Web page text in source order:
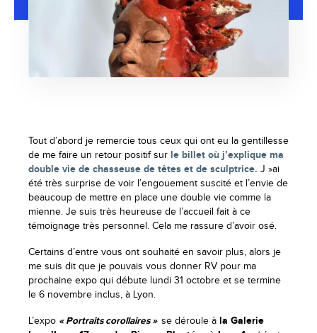
Tout d’abord je remercie tous ceux qui ont eu la gentillesse
de me faire un retour positif sur le billet où j’explique ma
double vie de chasseuse de têtes et de sculptrice. J »ai
été très surprise de voir l’engouement suscité et l’envie de
beaucoup de mettre en place une double vie comme la
mienne. Je suis très heureuse de l’accueil fait à ce
témoignage très personnel. Cela me rassure d’avoir osé.
Certains d’entre vous ont souhaité en savoir plus, alors je
me suis dit que je pouvais vous donner RV pour ma
prochaine expo qui débute lundi 31 octobre et se termine
le 6 novembre inclus, à Lyon.
L’expo « Portraits corollaires » se déroule à la Galerie